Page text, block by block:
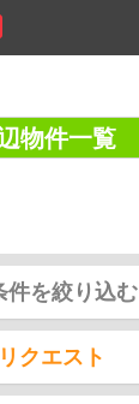
物件一覧
件を絞り込む
クエスト